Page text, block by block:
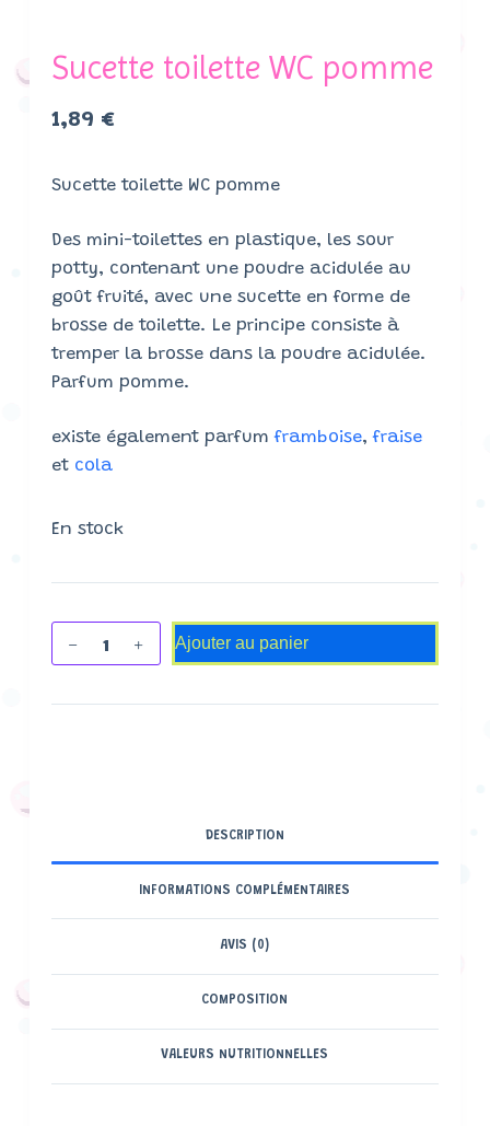
Sucette toilette WC pomme
1,89 €
Sucette toilette WC pomme
Des mini-toilettes en plastique, les sour
potty, contenant une poudre acidulée au
goût fruité, avec une sucette en forme de
brosse de toilette. Le principe consiste à
tremper la brosse dans la poudre acidulée.
Parfum pomme.
existe également parfumframboise,fraise
et cola
En stock
Ajouter au panier
DESCRIPTION
INFORMATIONS COMPLÉMENTAIRES
AVIS (0)
COMPOSITION
VALEURS NUTRITIONNELLES